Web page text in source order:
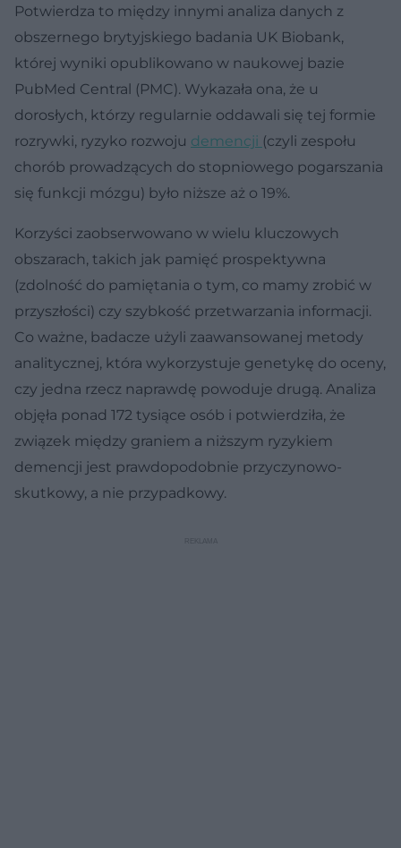
Potwierdza to między innymi analiza danych z
obszernego brytyjskiego badania UK Biobank,
której wyniki opublikowano w naukowej bazie
PubMed Central (PMC). Wykazała ona, że u
dorosłych, którzy regularnie oddawali się tej formie
rozrywki, ryzyko rozwoju demencji (czyli zespołu
chorób prowadzących do stopniowego pogarszania
się funkcji mózgu) było niższe aż o 19%.
Korzyści zaobserwowano w wielu kluczowych
obszarach, takich jak pamięć prospektywna
(zdolność do pamiętania o tym, co mamy zrobić w
przyszłości) czy szybkość przetwarzania informacji.
Co ważne, badacze użyli zaawansowanej metody
analitycznej, która wykorzystuje genetykę do oceny,
czy jedna rzecz naprawdę powoduje drugą. Analiza
objęła ponad 172 tysiące osób i potwierdziła, że
związek między graniem a niższym ryzykiem
demencji jest prawdopodobnie przyczynowo-
skutkowy, a nie przypadkowy.